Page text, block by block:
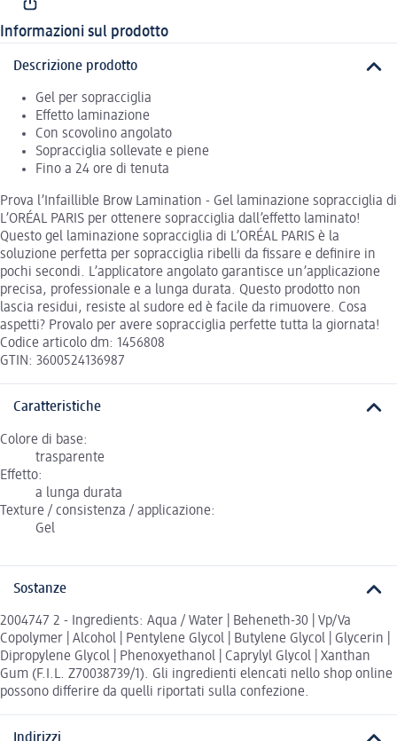
Informazioni sul prodotto
Descrizione prodotto
Gel per sopracciglia
Effetto laminazione
Con scovolino angolato
Sopracciglia sollevate e piene
Fino a 24 ore di tenuta
Prova l’Infaillible Brow Lamination - Gel laminazione sopracciglia di
L’ORÉAL PARIS per ottenere sopracciglia dall’effetto laminato!
Questo gel laminazione sopracciglia di L’ORÉAL PARIS è la
soluzione perfetta per sopracciglia ribelli da fissare e definire in
pochi secondi. L’applicatore angolato garantisce un’applicazione
precisa, professionale e a lunga durata. Questo prodotto non
lascia residui, resiste al sudore ed è facile da rimuovere. Cosa
aspetti? Provalo per avere sopracciglia perfette tutta la giornata!
Codice articolo dm: 1456808
GTIN: 3600524136987
Caratteristiche
Colore di base:
trasparente
Effetto:
a lunga durata
Texture / consistenza / applicazione:
Gel
Sostanze
2004747 2 - Ingredients: Aqua / Water | Beheneth-30 | Vp/Va
Copolymer | Alcohol | Pentylene Glycol | Butylene Glycol | Glycerin |
Dipropylene Glycol | Phenoxyethanol | Caprylyl Glycol | Xanthan
Gum (F.I.L. Z70038739/1). Gli ingredienti elencati nello shop online
possono differire da quelli riportati sulla confezione.